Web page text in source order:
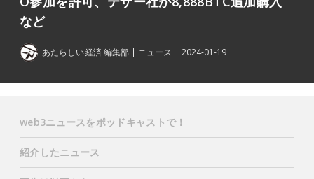
など
あたらしい経済 編集部 ニュース 2024-01-19
web3ニュースをポッドキャストで！
紹介したニュース